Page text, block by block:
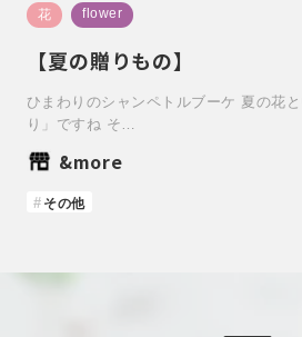
花 flower
【夏の贈りもの】
ひまわりのシャンペトルブーケ 夏の花
り」ですね そ…
&more
その他